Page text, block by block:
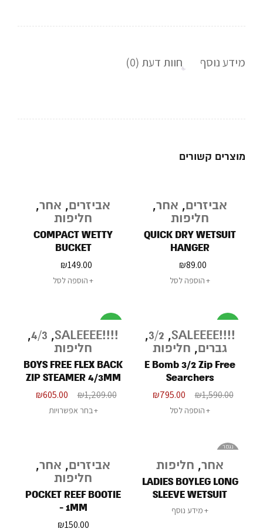
מידע נוסף חוות דעת (0)
מוצרים קשורים
אביזרים, אחר,
חליפות
QUICK DRY WETSUIT
HANGER
₪89.00
הוספה לסל
אביזרים, אחר,
חליפות
COMPACT WETTY
BUCKET
₪149.00
הוספה לסל
!!!!SALEEEE
,
3/2
,
גברים, חליפות
E Bomb 3/2 Zip Free
Searchers
₪1,590.00
₪795.00
הוספה לסל
!!!!SALEEEE
,
4/3
,
חליפות
BOYS FREE FLEX BACK
ZIP STEAMER 4/3MM
₪1,209.00
₪605.00
בחר אפשרויות
נגמר
אחר, חליפות
LADIES BOYLEG LONG
SLEEVE WETSUIT
-2MM
מידע נוסף
אביזרים, אחר,
חליפות
POCKET REEF BOOTIE
- 1MM
₪150.00